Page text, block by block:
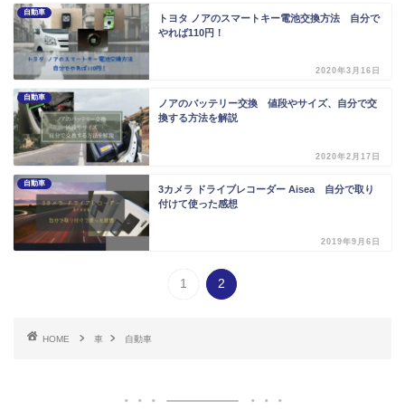
自動車
トヨタ ノアのスマートキー電池交換方法 自分で
やれば110円！
2020年3月16日
自動車
ノアのバッテリー交換 値段やサイズ、自分で交
換する方法を解説
2020年2月17日
自動車
3カメラ ドライブレコーダー Aisea 自分で取り
付けて使った感想
2019年9月6日
1 2
HOME 車 自動車